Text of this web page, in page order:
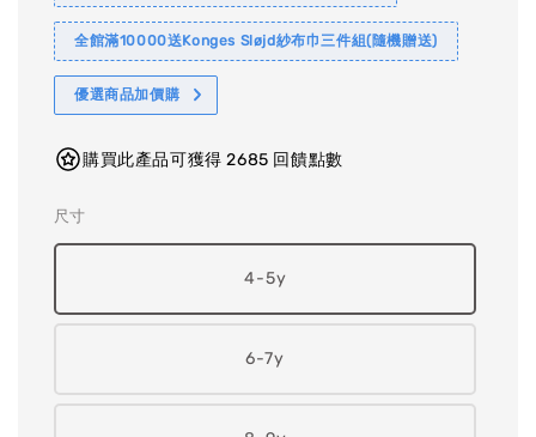
全館滿10000送Konges Sløjd紗布巾三件組(隨機贈送)
優選商品加價購
購買此產品可獲得 2685 回饋點數
尺寸
4-5y
6-7y